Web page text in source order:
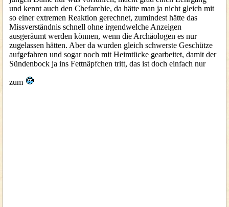
und kennt auch den Chefarchie, da hätte man ja nicht gleich mit
so einer extremen Reaktion gerechnet, zumindest hätte das
Missverständnis schnell ohne irgendwelche Anzeigen
ausgeräumt werden können, wenn die Archäologen es nur
zugelassen hätten. Aber da wurden gleich schwerste Geschütze
aufgefahren und sogar noch mit Heimtücke gearbeitet, damit der
Sündenbock ja ins Fettnäpfchen tritt, das ist doch einfach nur
zum